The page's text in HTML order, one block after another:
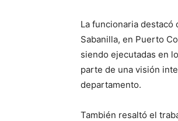
La funcionaria destacó
Sabanilla, en Puerto
siendo ejecutadas en
parte de una visión
departamento.
También resaltó el